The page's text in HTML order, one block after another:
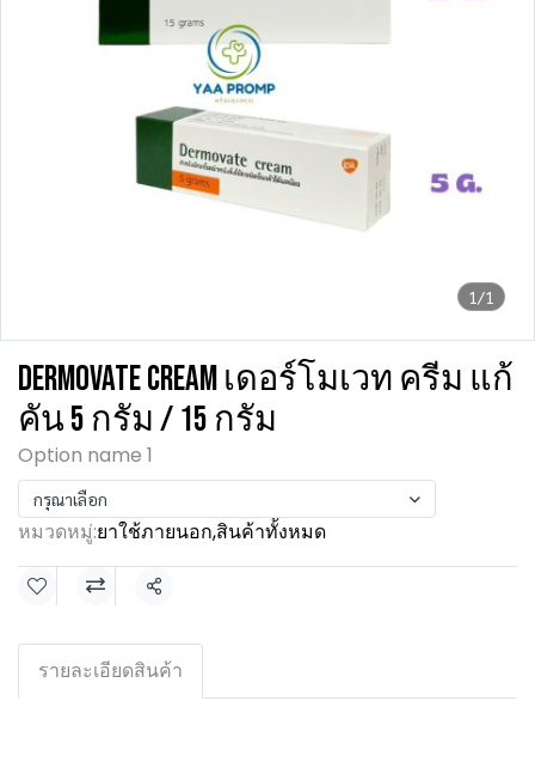
1/1
DERMOVATE CREAM เดอร์โมเวท ครีม แก้
คัน 5 กรัม / 15 กรัม
Option name 1
กรุณาเลือก
หมวดหมู่:ยาใช้ภายนอก,สินค้าทั้งหมด
แชร์
รายละเอียดสินค้า